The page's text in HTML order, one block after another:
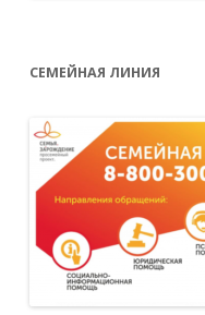
СЕМЕЙНАЯ ЛИНИЯ